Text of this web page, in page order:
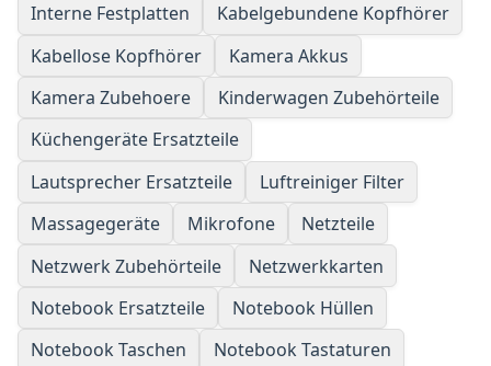
Interne Festplatten
Kabelgebundene Kopfhörer
Kabellose Kopfhörer
Kamera Akkus
Kamera Zubehoere
Kinderwagen Zubehörteile
Küchengeräte Ersatzteile
Lautsprecher Ersatzteile
Luftreiniger Filter
Massagegeräte
Mikrofone
Netzteile
Netzwerk Zubehörteile
Netzwerkkarten
Notebook Ersatzteile
Notebook Hüllen
Notebook Taschen
Notebook Tastaturen